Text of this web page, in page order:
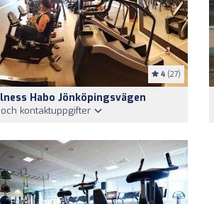
4 (27)
Habo Jönköpingsvägen
kontaktuppgifter